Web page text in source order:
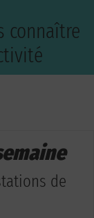
connaître
de